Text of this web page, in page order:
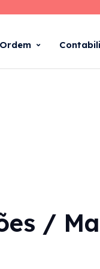
/